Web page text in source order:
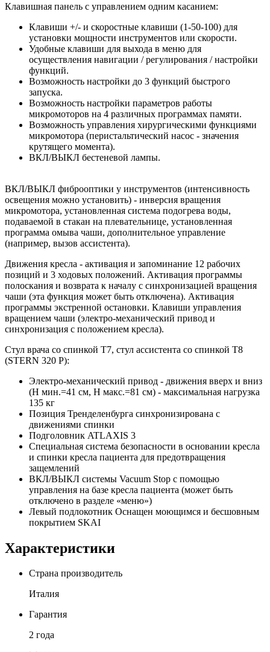
Клавишная панель с управлением одним касанием:
Клавиши +/- и скоростные клавиши (1-50-100) для
установки мощности инструментов или скорости.
Удобные клавиши для выхода в меню для
осуществления навигации / регулирования / настройки
функций.
Возможность настройки до 3 функций быстрого
запуска.
Возможность настройки параметров работы
микромоторов на 4 различных программах памяти.
Возможность управления хирургическими функциями
микромотора (перистальтический насос - значения
крутящего момента).
ВКЛ/ВЫКЛ бестеневой лампы.
ВКЛ/ВЫКЛ фиброоптики у инструментов (интенсивность
освещения можно установить) - инверсия вращения
микромотора, установленная система подогрева воды,
подаваемой в стакан на плевательнице, установленная
программа омыва чаши, дополнительное управление
(например, вызов ассистента).
Движения кресла - активация и запоминание 12 рабочих
позиций и 3 ходовых положений. Активация программы
полоскания и возврата к началу с синхронизацией вращения
чаши (эта функция может быть отключена). Активация
программы экстренной остановки. Клавиши управления
вращением чаши (электро-механический привод и
синхронизация с положением кресла).
Стул врача со спинкой T7, стул ассистента со спинкой T8
(STERN 320 P):
Электро-механический привод - движения вверх и вниз
(Н мин.=41 см, Н макс.=81 см) - максимальная нагрузка
135 кг
Позиция Тренделенбурга синхронизирована с
движениями спинки
Подголовник ATLAXIS 3
Специальная система безопасности в основании кресла
и спинки кресла пациента для предотвращения
защемлений
ВКЛ/ВЫКЛ системы Vacuum Stop с помощью
управления на базе кресла пациента (может быть
отключено в разделе «меню»)
Левый подлокотник Оснащен моющимся и бесшовным
покрытием SKAI
Характеристики
Страна производитель
Италия
Гарантия
2 года